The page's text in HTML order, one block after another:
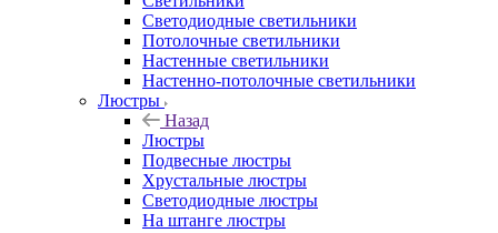
Светодиодные светильники
Потолочные светильники
Настенные светильники
Настенно-потолочные светильники
Люстры
Назад
Люстры
Подвесные люстры
Хрустальные люстры
Светодиодные люстры
На штанге люстры